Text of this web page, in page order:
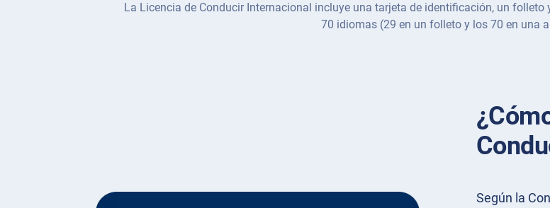
La Licencia de Conducir Internacional incluye una tarjeta de identificación, un
70 idiomas (29 en un folleto y los 70 en una
Según la